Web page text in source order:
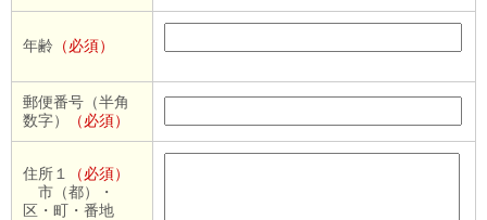
年齢 （必須）
郵便番号（半角
数字）
（必須）
住所１
（必須）
市（都）・
区・町・番地